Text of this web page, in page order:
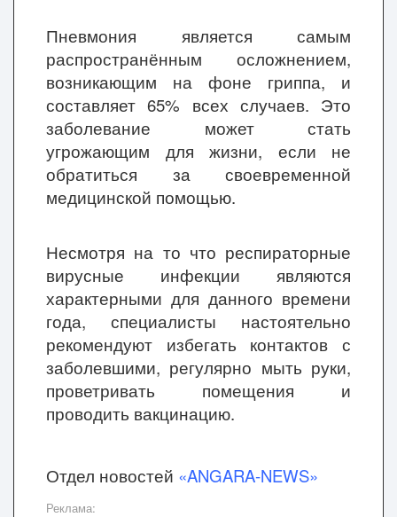
Пневмония является самым
распространённым осложнением,
возникающим на фоне гриппа, и
составляет 65% всех случаев. Это
заболевание может стать
угрожающим для жизни, если не
обратиться за своевременной
медицинской помощью.
Несмотря на то что респираторные
вирусные инфекции являются
характерными для данного времени
года, специалисты настоятельно
рекомендуют избегать контактов с
заболевшими, регулярно мыть руки,
проветривать помещения и
проводить вакцинацию.
Отдел новостей «ANGARA-NEWS»
Реклама: